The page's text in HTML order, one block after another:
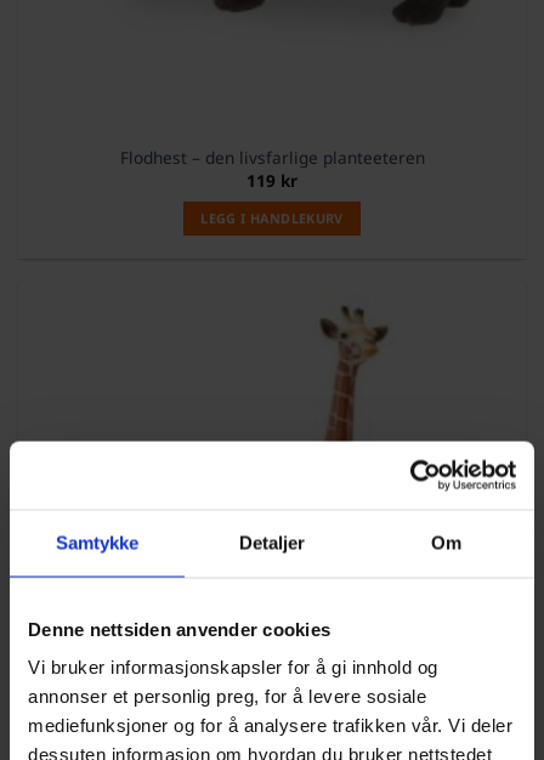
Samtykke Detaljer Om
Denne nettsiden anvender cookies
Vi bruker informasjonskapsler for å gi innhold og
annonser et personlig preg, for å levere sosiale
mediefunksjoner og for å analysere trafikken vår. Vi deler
dessuten informasjon om hvordan du bruker nettstedet
Flodhest – den livsfarlige planteeteren
119 kr
LEGG I HANDLEKURV